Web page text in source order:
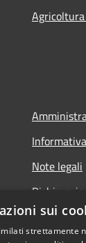
Agricoltura
Note legali
sui
strettamente